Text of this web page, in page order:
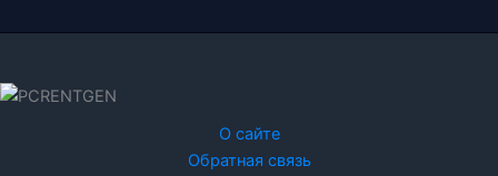
О сайте
Обратная связь